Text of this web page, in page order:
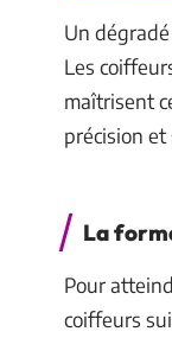
Un
Les
maîtrisent
précision
La
Pour
coiffeurs